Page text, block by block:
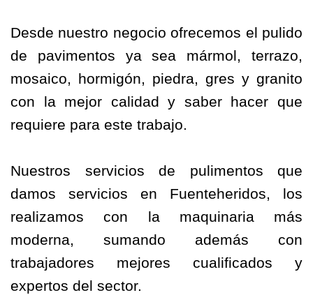
Desde nuestro negocio ofrecemos el pulido
de pavimentos ya sea mármol, terrazo,
mosaico, hormigón, piedra, gres y granito
con la mejor calidad y saber hacer que
requiere para este trabajo.
Nuestros servicios de pulimentos que
damos servicios en Fuenteheridos, los
realizamos con la maquinaria más
moderna, sumando además con
trabajadores mejores cualificados y
expertos del sector.